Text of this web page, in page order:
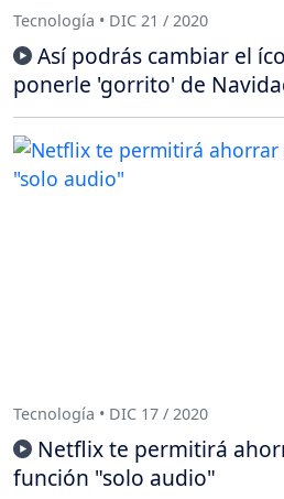
Tecnología • DIC 21 / 2020
Así podrás cambiar el
ponerle 'gorrito' de
Tecnología • DIC 17 / 2020
Netflix te permitirá
función "solo audio"